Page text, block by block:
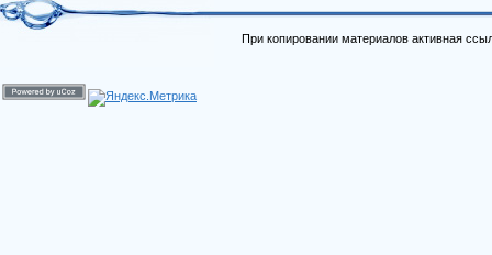
При копировании материалов активная